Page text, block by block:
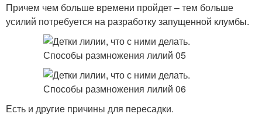
Причем чем больше времени пройдет – тем больше
усилий потребуется на разработку запущенной клумбы.
Есть и другие причины для пересадки.